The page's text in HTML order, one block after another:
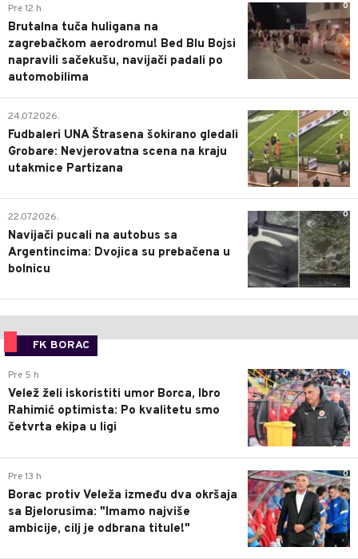
0
Pre 12 h
Brutalna tuča huligana na
zagrebačkom aerodromu! Bed Blu Bojsi
napravili sačekušu, navijači padali po
automobilima
0
24.07.2026.
Fudbaleri UNA Štrasena šokirano gledali
Grobare: Nevjerovatna scena na kraju
utakmice Partizana
0
22.07.2026.
Navijači pucali na autobus sa
Argentincima: Dvojica su prebačena u
bolnicu
FK BORAC
0
Pre 5 h
Velež želi iskoristiti umor Borca, Ibro
Rahimić optimista: Po kvalitetu smo
četvrta ekipa u ligi
0
Pre 13 h
Borac protiv Veleža između dva okršaja
sa Bjelorusima: "Imamo najviše
ambicije, cilj je odbrana titule!"